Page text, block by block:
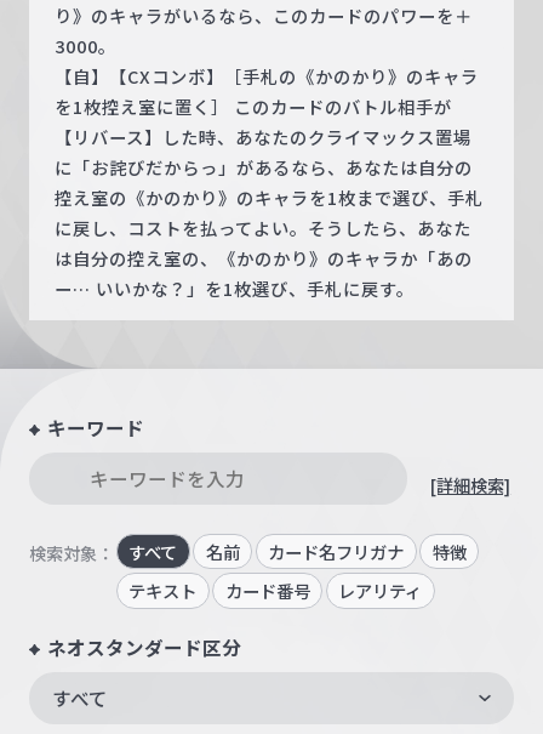
り》のキャラがいるなら、このカードのパワーを＋
3000。
【自】【CXコンボ】［手札の《かのかり》のキャラ
を1枚控え室に置く］ このカードのバトル相手が
【リバース】した時、あなたのクライマックス置場
に「お詫びだからっ」があるなら、あなたは自分の
控え室の《かのかり》のキャラを1枚まで選び、手札
に戻し、コストを払ってよい。そうしたら、あなた
は自分の控え室の、《かのかり》のキャラか「あの
ー… いいかな？」を1枚選び、手札に戻す。
キーワード
[詳細検索]
検索対象： すべて 名前 カード名フリガナ
特徴
テキスト
カード番号 レアリティ
ネオスタンダード区分
すべて